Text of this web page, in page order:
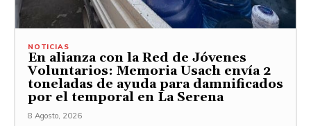
NOTICIAS
En alianza con la Red de Jóvenes
Voluntarios: Memoria Usach envía 2
toneladas de ayuda para damnificados
por el temporal en La Serena
8 Agosto, 2026